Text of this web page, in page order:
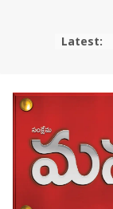
Latest: